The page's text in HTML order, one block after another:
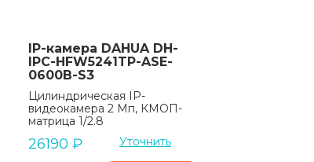
IP-камера DAHUA DH-
IPC-HFW5241TP-ASE-
0600B-S3
Цилиндрическая IP-
видеокамера 2 Мп, КМОП-
матрица 1/2.8
26190 ₽ Уточнить